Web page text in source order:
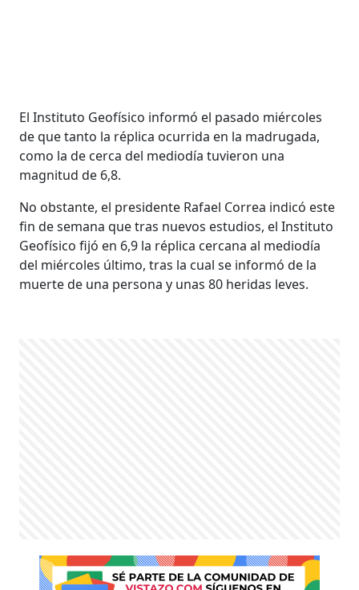
El Instituto Geofísico informó el pasado miércoles
de que tanto la réplica ocurrida en la madrugada,
como la de cerca del mediodía tuvieron una
magnitud de 6,8.
No obstante, el presidente Rafael Correa indicó este
fin de semana que tras nuevos estudios, el Instituto
Geofísico fijó en 6,9 la réplica cercana al mediodía
del miércoles último, tras la cual se informó de la
muerte de una persona y unas 80 heridas leves.